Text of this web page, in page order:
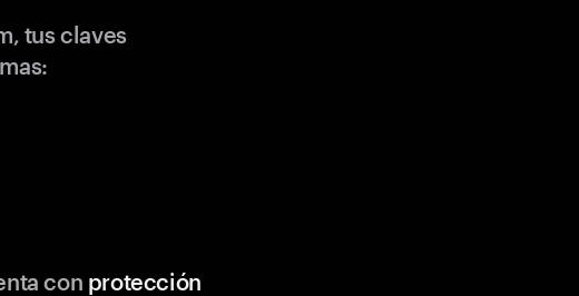
tus claves
con protección